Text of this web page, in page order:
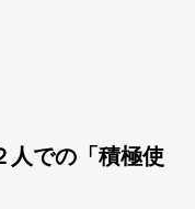
人での「積極使